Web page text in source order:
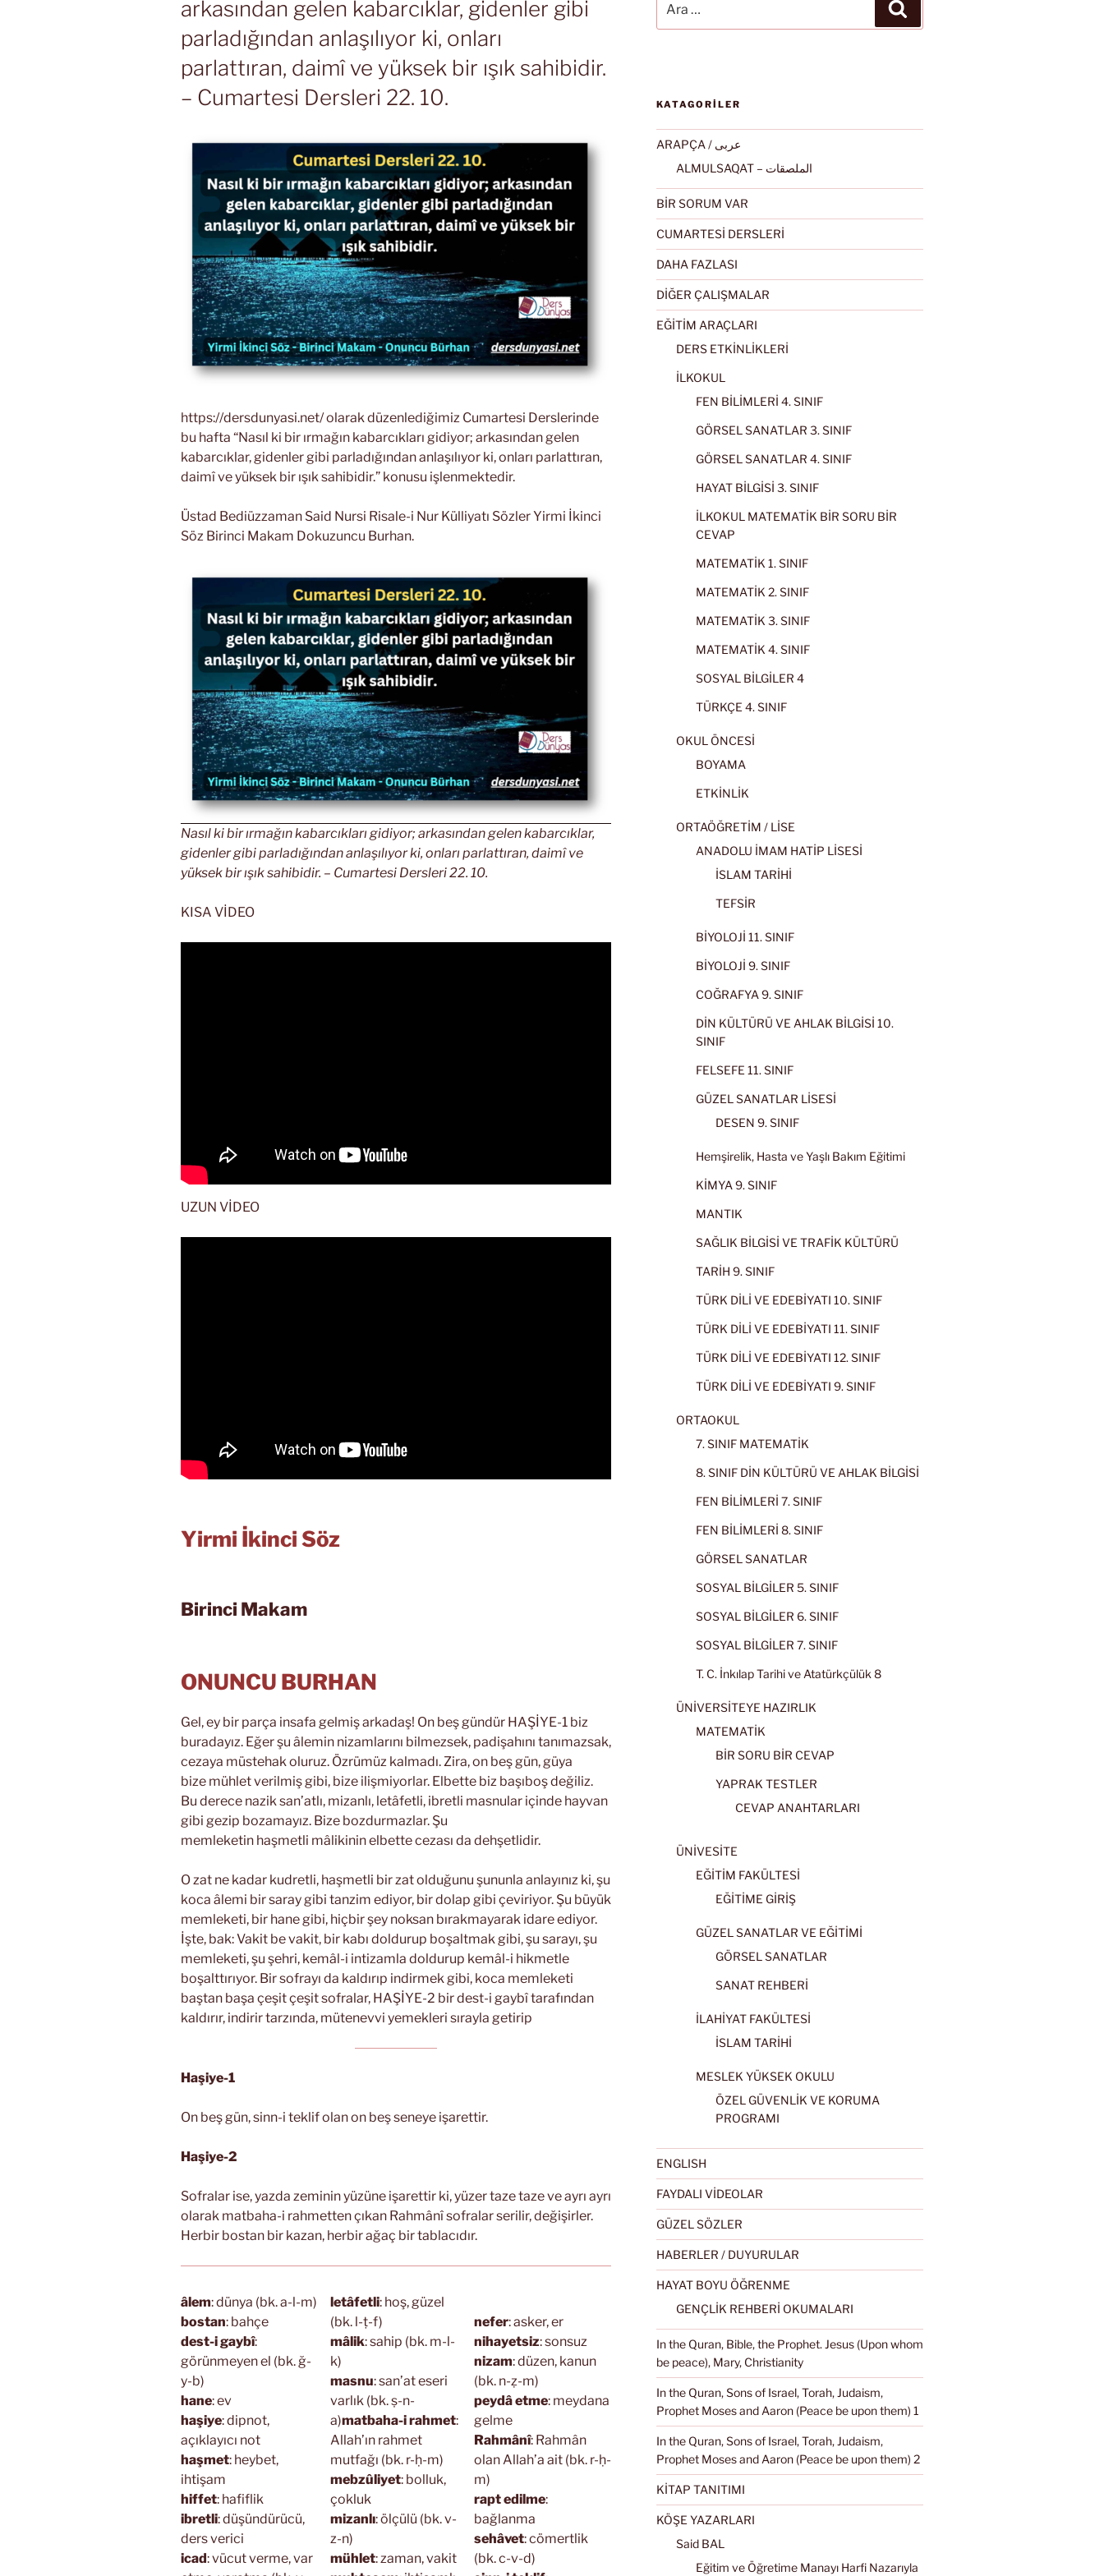
arkasından gelen kabarcıklar, gidenler gibi
parladığından anlaşılıyor ki, onları
parlattıran, daimî ve yüksek bir ışık sahibidir.
– Cumartesi Dersleri 22. 10.
https://dersdunyasi.net/ olarak düzenlediğimiz Cumartesi Derslerinde
bu hafta “Nasıl ki bir ırmağın kabarcıkları gidiyor; arkasından gelen
kabarcıklar, gidenler gibi parladığından anlaşılıyor ki, onları parlattıran,
daimî ve yüksek bir ışık sahibidir.” konusu işlenmektedir.
Üstad Bediüzzaman Said Nursi Risale-i Nur Külliyatı Sözler Yirmi İkinci
Söz Birinci Makam Dokuzuncu Burhan.
Nasıl ki bir ırmağın kabarcıkları gidiyor; arkasından gelen kabarcıklar,
gidenler gibi parladığından anlaşılıyor ki, onları parlattıran, daimî ve
yüksek bir ışık sahibidir. – Cumartesi Dersleri 22. 10.
KISA VİDEO
UZUN VİDEO
Yirmi İkinci Söz
Birinci Makam
ONUNCU BURHAN
Gel, ey bir parça insafa gelmiş arkadaş! On beş gündür HAŞİYE-1 biz
buradayız. Eğer şu âlemin nizamlarını bilmezsek, padişahını tanımazsak,
cezaya müstehak oluruz. Özrümüz kalmadı. Zira, on beş gün, güya
bize mühlet verilmiş gibi, bize ilişmiyorlar. Elbette biz başıboş değiliz.
Bu derece nazik san’atlı, mizanlı, letâfetli, ibretli masnular içinde hayvan
gibi gezip bozamayız. Bize bozdurmazlar. Şu
memleketin haşmetli mâlikinin elbette cezası da dehşetlidir.
O zat ne kadar kudretli, haşmetli bir zat olduğunu şununla anlayınız ki, şu
koca âlemi bir saray gibi tanzim ediyor, bir dolap gibi çeviriyor. Şu büyük
memleketi, bir hane gibi, hiçbir şey noksan bırakmayarak idare ediyor.
İşte, bak: Vakit be vakit, bir kabı doldurup boşaltmak gibi, şu sarayı, şu
memleketi, şu şehri, kemâl-i intizamla doldurup kemâl-i hikmetle
boşalttırıyor. Bir sofrayı da kaldırıp indirmek gibi, koca memleketi
baştan başa çeşit çeşit sofralar, HAŞİYE-2 bir dest-i gaybî tarafından
kaldırır, indirir tarzında, mütenevvi yemekleri sırayla getirip
Haşiye-1
On beş gün, sinn-i teklif olan on beş seneye işarettir.
Haşiye-2
Sofralar ise, yazda zeminin yüzüne işarettir ki, yüzer taze taze ve ayrı ayrı
olarak matbaha-i rahmetten çıkan Rahmânî sofralar serilir, değişirler.
Herbir bostan bir kazan, herbir ağaç bir tablacıdır.
âlem: dünya (bk. a-l-m)
bostan: bahçe
dest-i gaybî:
görünmeyen el (bk. ğ-
y-b)
hane: ev
haşiye: dipnot,
açıklayıcı not
haşmet: heybet,
ihtişam
hiffet: hafiflik
ibretli: düşündürücü,
ders verici
icad: vücut verme, var
letâfetli: hoş, güzel
(bk. l-ṭ-f)
mâlik: sahip (bk. m-l-
k)
masnu: san’at eseri
varlık (bk. ṣ-n-
a)matbaha-i rahmet:
Allah’ın rahmet
mutfağı (bk. r-ḥ-m)
mebzûliyet: bolluk,
çokluk
mizanlı: ölçülü (bk. v-
z-n)
mühlet: zaman, vakit
nefer: asker, er
nihayetsiz: sonsuz
nizam: düzen, kanun
(bk. n-ẓ-m)
peydâ etme: meydana
gelme
Rahmânî: Rahmân
olan Allah’a ait (bk. r-ḥ-
m)
rapt edilme:
bağlanma
sehâvet: cömertlik
(bk. c-v-d)
KATAGORİLER
ARAPÇA / عربى
ALMULSAQAT – الملصقات
BİR SORUM VAR
CUMARTESİ DERSLERİ
DAHA FAZLASI
DİĞER ÇALIŞMALAR
EĞİTİM ARAÇLARI
DERS ETKİNLİKLERİ
İLKOKUL
FEN BİLİMLERİ 4. SINIF
GÖRSEL SANATLAR 3. SINIF
GÖRSEL SANATLAR 4. SINIF
HAYAT BİLGİSİ 3. SINIF
İLKOKUL MATEMATİK BİR SORU BİR
CEVAP
MATEMATİK 1. SINIF
MATEMATİK 2. SINIF
MATEMATİK 3. SINIF
MATEMATİK 4. SINIF
SOSYAL BİLGİLER 4
TÜRKÇE 4. SINIF
OKUL ÖNCESİ
BOYAMA
ETKİNLİK
ORTAÖĞRETİM / LİSE
ANADOLU İMAM HATİP LİSESİ
İSLAM TARİHİ
TEFSİR
BİYOLOJİ 11. SINIF
BİYOLOJİ 9. SINIF
COĞRAFYA 9. SINIF
DİN KÜLTÜRÜ VE AHLAK BİLGİSİ 10.
SINIF
FELSEFE 11. SINIF
GÜZEL SANATLAR LİSESİ
DESEN 9. SINIF
Hemşirelik, Hasta ve Yaşlı Bakım Eğitimi
KİMYA 9. SINIF
MANTIK
SAĞLIK BİLGİSİ VE TRAFİK KÜLTÜRÜ
TARİH 9. SINIF
TÜRK DİLİ VE EDEBİYATI 10. SINIF
TÜRK DİLİ VE EDEBİYATI 11. SINIF
TÜRK DİLİ VE EDEBİYATI 12. SINIF
TÜRK DİLİ VE EDEBİYATI 9. SINIF
ORTAOKUL
7. SINIF MATEMATİK
8. SINIF DİN KÜLTÜRÜ VE AHLAK BİLGİSİ
FEN BİLİMLERİ 7. SINIF
FEN BİLİMLERİ 8. SINIF
GÖRSEL SANATLAR
SOSYAL BİLGİLER 5. SINIF
SOSYAL BİLGİLER 6. SINIF
SOSYAL BİLGİLER 7. SINIF
T. C. İnkılap Tarihi ve Atatürkçülük 8
ÜNİVERSİTEYE HAZIRLIK
MATEMATİK
BİR SORU BİR CEVAP
YAPRAK TESTLER
CEVAP ANAHTARLARI
ÜNİVESİTE
EĞİTİM FAKÜLTESİ
EĞİTİME GİRİŞ
GÜZEL SANATLAR VE EĞİTİMİ
GÖRSEL SANATLAR
SANAT REHBERİ
İLAHİYAT FAKÜLTESİ
İSLAM TARİHİ
MESLEK YÜKSEK OKULU
ÖZEL GÜVENLİK VE KORUMA
PROGRAMI
ENGLISH
FAYDALI VİDEOLAR
GÜZEL SÖZLER
HABERLER / DUYURULAR
HAYAT BOYU ÖĞRENME
GENÇLİK REHBERİ OKUMALARI
In the Quran, Bible, the Prophet. Jesus (Upon whom
be peace), Mary, Christianity
In the Quran, Sons of Israel, Torah, Judaism,
Prophet Moses and Aaron (Peace be upon them) 1
In the Quran, Sons of Israel, Torah, Judaism,
Prophet Moses and Aaron (Peace be upon them) 2
KİTAP TANITIMI
KÖŞE YAZARLARI
Said BAL
Eğitim ve Öğretime Manayı Harfi Nazarıyla